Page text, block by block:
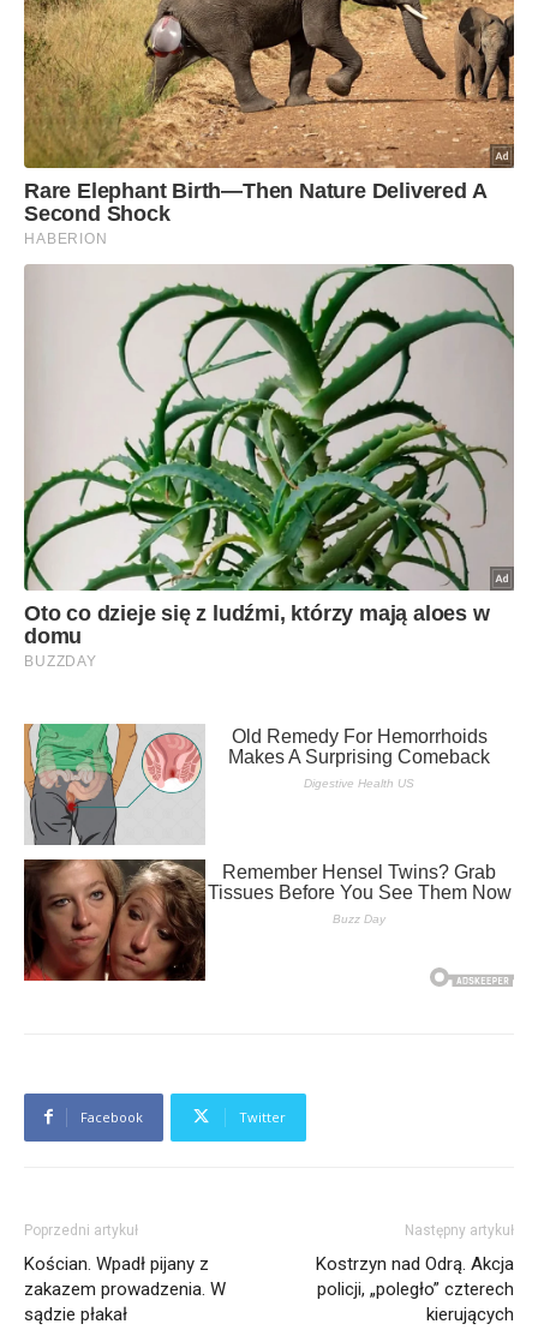
Facebook Twitter
Poprzedni artykuł
Kościan. Wpadł pijany z
zakazem prowadzenia. W
sądzie płakał
Następny artykuł
Kostrzyn nad Odrą. Akcja
policji, „poległo” czterech
kierujących